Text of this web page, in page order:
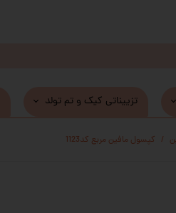
تزییناتی کیک و تم تولد
کپسول مافین مربع کد1123